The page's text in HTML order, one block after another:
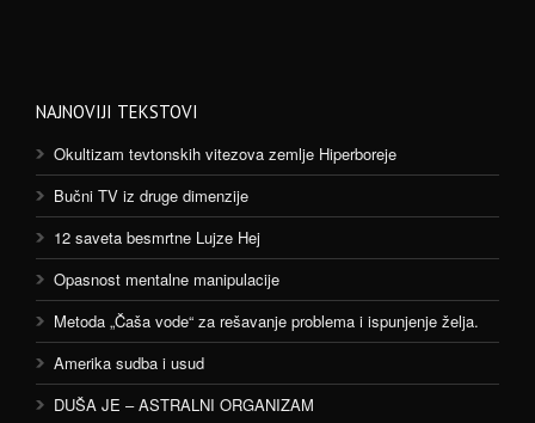
NAJNOVIJI TEKSTOVI
Okultizam tevtonskih vitezova zemlje Hiperboreje
Bučni TV iz druge dimenzije
12 saveta besmrtne Lujze Hej
Opasnost mentalne manipulacije
Metoda „Čaša vode“ za rešavanje problema i ispunjenje želja.
Amerika sudba i usud
DUŠA JE – ASTRALNI ORGANIZAM